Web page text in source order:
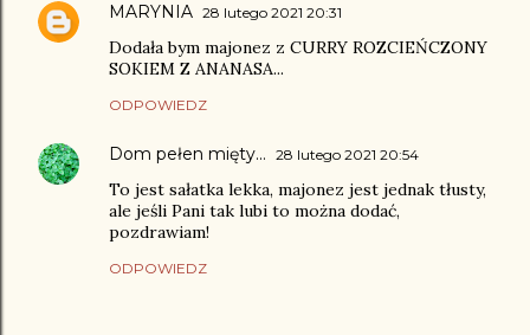
MARYNIA 28 lutego 2021 20:31
Dodała bym majonez z CURRY ROZCIEŃCZONY
SOKIEM Z ANANASA...
ODPOWIEDZ
Dom pełen mięty... 28 lutego 2021 20:54
To jest sałatka lekka, majonez jest jednak tłusty,
ale jeśli Pani tak lubi to można dodać,
pozdrawiam!
ODPOWIEDZ